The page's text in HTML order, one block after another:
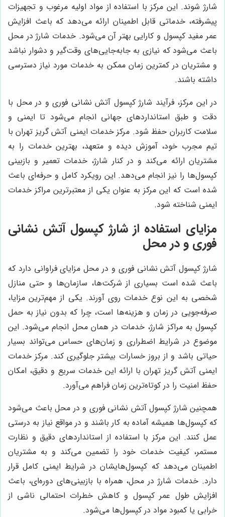
شارژ شوند. این مرکز با استفاده از مواد اولیه مرغوب و تجهیزات
پیشرفته، خدماتی قابل اطمینان ارائه می‌دهد که باعث افزایش
عمر مفید کپسول و کارایی بهتر آن می‌شود. خدمات شارژ در محل
باعث می‌شود که نیازی به جابه‌جایی‌های وقت‌گیر و دشوار نباشد
و مشتریان در کمترین زمان ممکن به خدمات مورد نیاز دسترسی
داشته باشند.
در این مرکز، فرآیند شارژ کپسول آتش نشانی فوری و در محل با
دقت و طبق استانداردهای جهانی انجام می‌شود تا ایمنی و
سلامت کاربران حفظ شود. مرکز خدمات ایمنی آتش گریز تهران با
تیم مجرب خود، آموزش دیده و متعهد، بهترین خدمات را به
مشتریان ارائه می‌کند و در کنار شارژ، خدمات تعمیر و بازبینی
کپسول‌ها را نیز انجام می‌دهد. این رویکرد کامل و حرفه‌ای باعث
شده است که این مرکز به عنوان یکی از معتبرترین مراکز خدمات
ایمنی شناخته شود.
مزایای استفاده از شارژ کپسول آتش نشانی
فوری و در محل
شارژ کپسول آتش نشانی فوری و در محل مزایای فراوانی دارد که
باعث شده است بسیاری از شرکت‌ها، سازمان‌ها و حتی منازل
شخصی به این نوع خدمات روی آورند. یکی از مهم‌ترین مزایا،
صرفه‌جویی در زمان و هزینه‌ها است، چرا که بدون نیاز به حمل
کپسول به مراکز شارژ، خدمات در همان محل انجام می‌شود. این
موضوع در شرایط اضطراری و زمان‌های حساس می‌تواند بسیار
حیاتی باشد و از بروز خسارات بیشتر جلوگیری کند. مرکز خدمات
ایمنی آتش گریز تهران با ارائه این خدمات سریع و دقیق، امکان
حفظ امنیت را در کوتاه‌ترین زمان فراهم می‌آورد.
همچنین شارژ کپسول آتش نشانی فوری و در محل باعث می‌شود
که کپسول‌ها همیشه آماده به کار باشند و در مواقع نیاز به درستی
عمل کنند. این مرکز با استفاده از استانداردهای دقیق و نظارت
مستمر، کیفیت خدمات خود را تضمین می‌کند و به مشتریان
اطمینان می‌دهد که کپسول‌هایشان در شرایط ایمنی کامل قرار
دارد. خدمات شارژ در محل، همراه با بازبینی‌های دوره‌ای، باعث
افزایش طول عمر کپسول و کاهش خطرات احتمالی ناشی از
خرابی یا کمبود مواد در کپسول‌ها می‌شود.